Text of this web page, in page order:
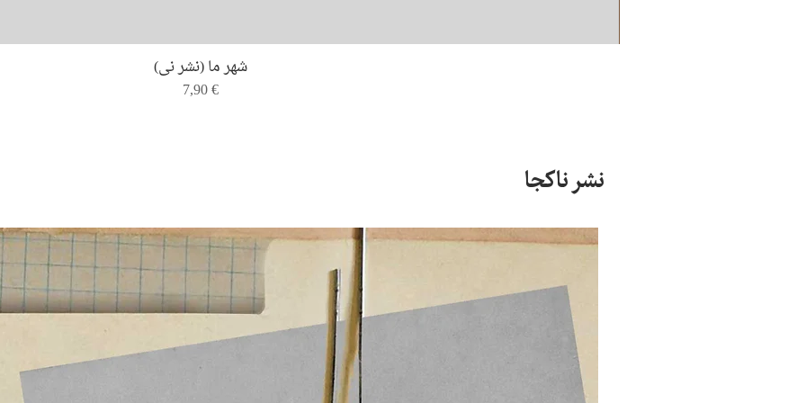
Quick View
شهر ما (نشر نی)
Price
7,90 €
نشر ناکجا